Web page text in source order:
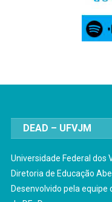
DEAD – UFVJM
Universidade Federal dos
Diretoria de Educação
Desenvolvido pela